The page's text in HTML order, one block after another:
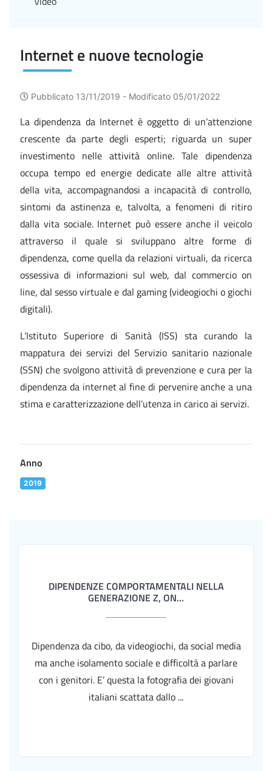
Internet e nuove tecnologie
Pubblicato 13/11/2019 - Modificato 05/01/2022
La dipendenza da Internet è oggetto di un’attenzione
crescente da parte degli esperti; riguarda un super
investimento nelle attività online. Tale dipendenza
occupa tempo ed energie dedicate alle altre attività
della vita, accompagnandosi a incapacità di controllo,
sintomi da astinenza e, talvolta, a fenomeni di ritiro
dalla vita sociale. Internet può essere anche il veicolo
attraverso il quale si sviluppano altre forme di
dipendenza, come quella da relazioni virtuali, da ricerca
ossessiva di informazioni sul web, dal commercio on
line, dal sesso virtuale e dal gaming (videogiochi o giochi
digitali).
L’Istituto Superiore di Sanità (ISS) sta curando la
mappatura dei servizi del Servizio sanitario nazionale
(SSN) che svolgono attività di prevenzione e cura per Ia
dipendenza da internet al fine di pervenire anche a una
stima e caratterizzazione dell’utenza in carico ai servizi.
Anno
2019
DIPENDENZE COMPORTAMENTALI NELLA
GENERAZIONE Z, ON...
Dipendenza da cibo, da videogiochi, da social media
ma anche isolamento sociale e difficoltà a parlare
con i genitori. E’ questa la fotografia dei giovani
italiani scattata dallo ...